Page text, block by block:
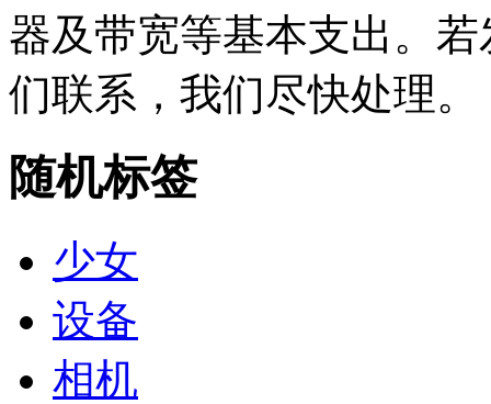
器及带宽等基本支出。
们联系，我们尽快处理。
随机标签
少女
设备
相机